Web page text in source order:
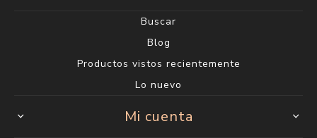
Buscar
Blog
Productos vistos recientemente
Lo nuevo
Mi cuenta